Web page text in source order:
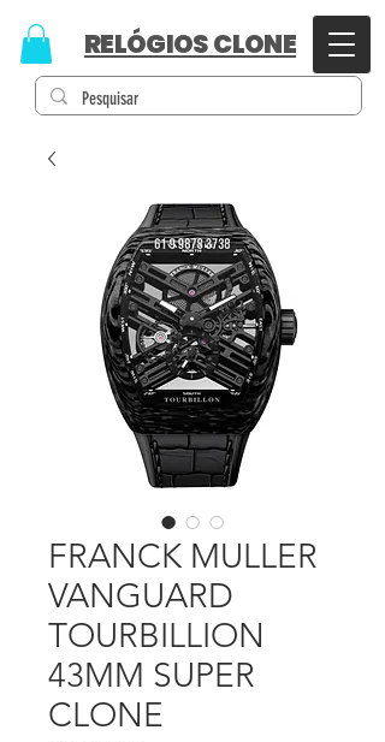
RELÓGIOS CLONE
FRANCK MULLER
VANGUARD
TOURBILLION
43MM SUPER
CLONE